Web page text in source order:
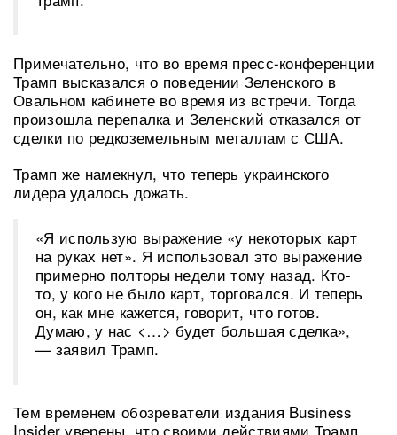
Примечательно, что во время пресс-конференции
Трамп высказался о поведении Зеленского в
Овальном кабинете во время из встречи. Тогда
произошла перепалка и Зеленский отказался от
сделки по редкоземельным металлам с США.
Трамп же намекнул, что теперь украинского
лидера удалось дожать.
«Я использую выражение «у некоторых карт
на руках нет». Я использовал это выражение
примерно полторы недели тому назад. Кто-
то, у кого не было карт, торговался. И теперь
он, как мне кажется, говорит, что готов.
Думаю, у нас <…> будет большая сделка»,
— заявил Трамп.
Тем временем обозреватели издания Business
Insider уверены, что своими действиями Трамп